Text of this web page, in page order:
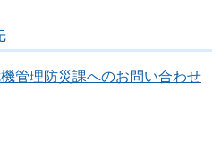
管理防災課へのお問い合わせ